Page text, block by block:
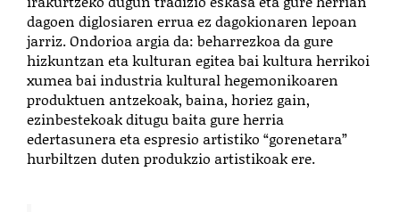
dagoen diglosiaren errua ez dagokionaren lepoan
jarriz. Ondorioa argia da: beharrezkoa da gure
hizkuntzan eta kulturan egitea bai kultura herrikoi
xumea bai industria kultural hegemonikoaren
produktuen antzekoak, baina, horiez gain,
ezinbestekoak ditugu baita gure herria
edertasunera eta espresio artistiko “gorenetara”
hurbiltzen duten produkzio artistikoak ere.